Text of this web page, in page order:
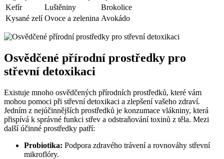
Kefír
Luštěniny
Brokolice
Kysané zelí Ovoce a zelenina Avokádo
Osvědčené přírodní prostředky pro
střevní detoxikaci
Existuje mnoho osvědčených přírodních prostředků, které vám
mohou pomoci při střevní detoxikaci a zlepšení vašeho zdraví.
Jedním z nejúčinnějších prostředků je konzumace vlákniny, která
přispívá k správné funkci střev a odstraňování toxinů z těla. Mezi
další účinné prostředky patří:
Probiotika: Podpora zdravého trávení a rovnováhy střevní
mikroflóry.